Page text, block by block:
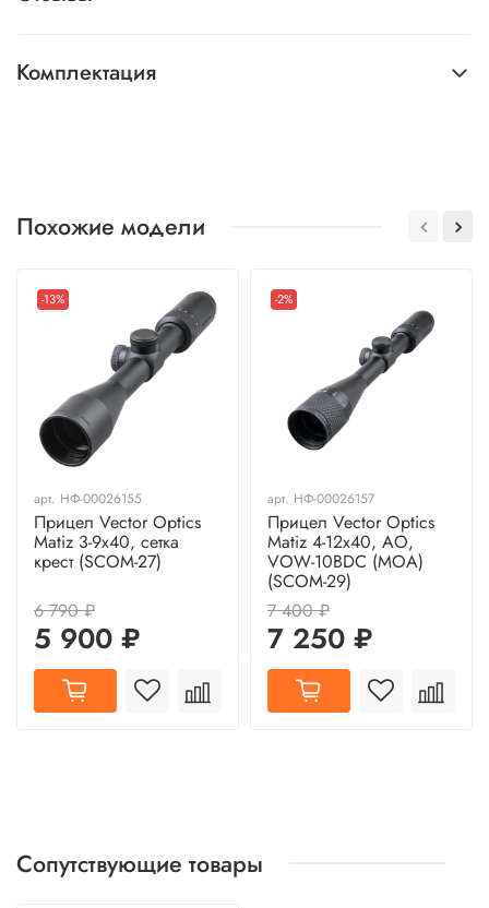
Комплектация
Похожие модели
-13%
арт. НФ-00026155
Прицел Vector Optics
Matiz 3-9x40, сетка
крест (SCOM-27)
6 790 ₽
5 900 ₽
-2%
арт. НФ-00026157
Прицел Vector Optics
Matiz 4-12x40, AO,
VOW-10BDC (MOA)
(SCOM-29)
7 400 ₽
7 250 ₽
Сопутствующие товары